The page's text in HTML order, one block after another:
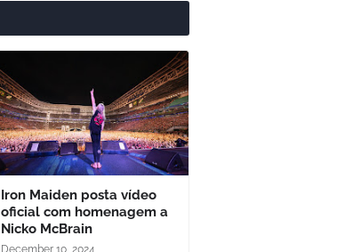
Iron Maiden posta vídeo
oficial com homenagem a
Nicko McBrain
December 10, 2024